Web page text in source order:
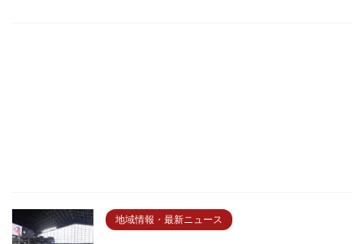
地域情報・最新ニュース